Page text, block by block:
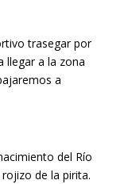
trasegar por
llegar a la zona
a
del Río
de la pirita.